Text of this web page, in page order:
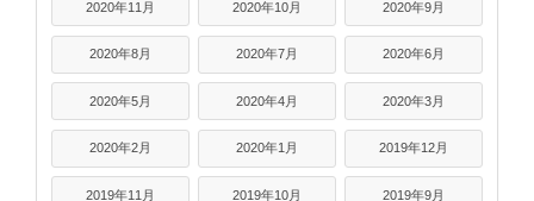
2020年11月 2020年10月 2020年9月
2020年8月 2020年7月 2020年6月
2020年5月 2020年4月 2020年3月
2020年2月 2020年1月 2019年12月
2019年11月 2019年10月 2019年9月